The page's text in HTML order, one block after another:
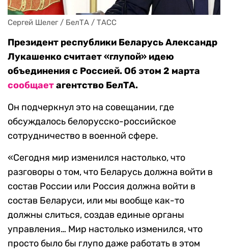
Сергей Шелег / БелТА / ТАСС
Президент республики Беларусь Александр
Лукашенко считает «глупой» идею
объединения с Россией. Об этом 2 марта
сообщаетагентство БелТА.
Он подчеркнул это на совещании, где
обсуждалось белорусско-российское
сотрудничество в военной сфере.
«Сегодня мир изменился настолько, что
разговоры о том, что Беларусь должна войти в
состав России или Россия должна войти в
состав Беларуси, или мы вообще как-то
должны слиться, создав единые органы
управления… Мир настолько изменился, что
просто было бы глупо даже работать в этом